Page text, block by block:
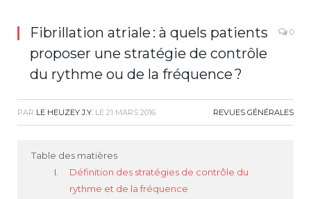
Fibrillation atriale : à quels patients
proposer une stratégie de contrôle
du rythme ou de la fréquence ?
0
PAR LE HEUZEY J.Y. LE 21 MARS 2016 REVUES GÉNÉRALES
Table des matières
Définition des stratégies de contrôle du
rythme et de la fréquence